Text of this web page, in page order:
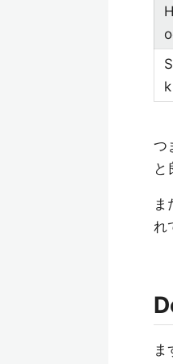
k
つ
と
ま
れ
ま